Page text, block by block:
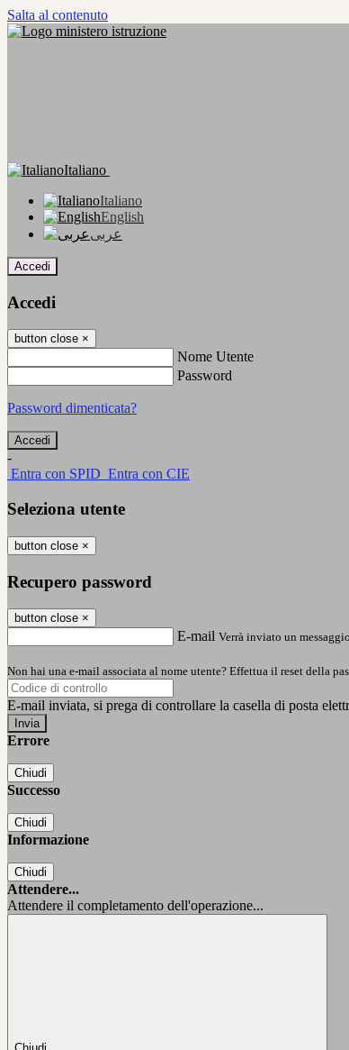
Salta al contenuto
Italiano
Italiano
English
عربى
Accedi
Accedi
button close ×
Nome Utente
Password
Password dimenticata?
-
Entra con SPID Entra con CIE
Seleziona utente
button close ×
Recupero password
button close ×
E-mail Verrà inviato un
Non hai una e-mail associata al nome utente? Effettua il reset della
E-mail inviata, si prega di controllare la casella di posta
Errore
Chiudi
Successo
Chiudi
Informazione
Chiudi
Attendere...
Attendere il completamento dell'operazione...